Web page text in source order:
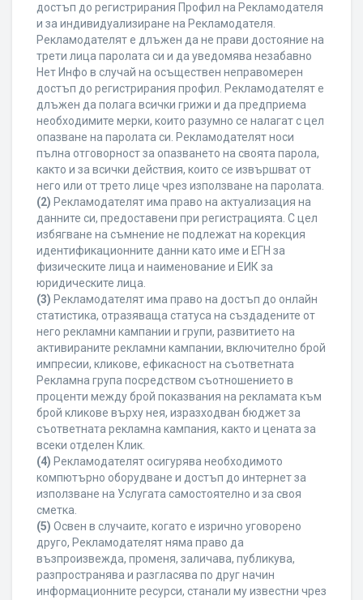
достъп до регистрирания Профил на Рекламодателя
и за индивидуализиране на Рекламодателя.
Рекламодателят е длъжен да не прави достояние на
трети лица паролата си и да уведомява незабавно
Нет Инфо в случай на осъществен неправомерен
достъп до регистрирания профил. Рекламодателят е
длъжен да полага всички грижи и да предприема
необходимите мерки, които разумно се налагат с цел
опазване на паролата си. Рекламодателят носи
пълна отговорност за опазването на своята парола,
както и за всички действия, които се извършват от
него или от трето лице чрез използване на паролата.
(2) Рекламодателят има право на актуализация на
данните си, предоставени при регистрацията. С цел
избягване на съмнение не подлежат на корекция
идентификационните данни като име и ЕГН за
физическите лица и наименование и ЕИК за
юридическите лица.
(3) Рекламодателят има право на достъп до онлайн
статистика, отразяваща статуса на създадените от
него рекламни кампании и групи, развитието на
активираните рекламни кампании, включително брой
импресии, кликове, ефикасност на съответната
Рекламна група посредством съотношението в
проценти между брой показвания на рекламата към
брой кликове върху нея, изразходван бюджет за
съответната рекламна кампания, както и цената за
всеки отделен Клик.
(4) Рекламодателят осигурява необходимото
компютърно оборудване и достъп до интернет за
използване на Услугата самостоятелно и за своя
сметка.
(5) Освен в случаите, когато е изрично уговорено
друго, Рекламодателят няма право да
възпроизвежда, променя, заличава, публикува,
разпространява и разгласява по друг начин
информационните ресурси, станали му известни чрез